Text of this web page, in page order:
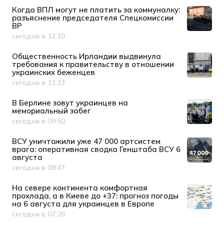
Когда ВПЛ могут не платить за коммуналку:
разъяснение председателя Спецкомиссии
ВР
Дата публикации
сегодня в 12:10
Общественность Ирландии выдвинула
требования к правительству в отношении
украинских беженцев
Дата публикации
сегодня в 11:13
В Берлине зовут украинцев на
мемориальный забег
Дата публикации
сегодня в 09:50
ВСУ уничтожили уже 47 000 артсистем
врага: оперативная сводка Генштаба ВСУ 6
августа
Дата публикации
сегодня в 08:47
На севере континента комфортная
прохлада, а в Киеве до +37: прогноз погоды
на 6 августа для украинцев в Европе
Дата публикации
сегодня в 07:26